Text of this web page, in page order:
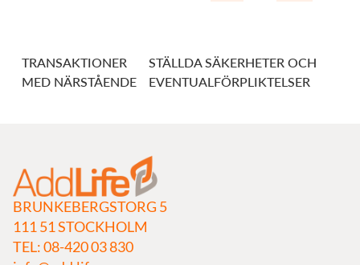
TRANSAKTIONER
MED NÄRSTÅENDE
STÄLLDA SÄKERHETER OCH
EVENTUALFÖRPLIKTELSER
BRUNKEBERGSTORG 5
111 51 STOCKHOLM
TEL: 08-420 03 830